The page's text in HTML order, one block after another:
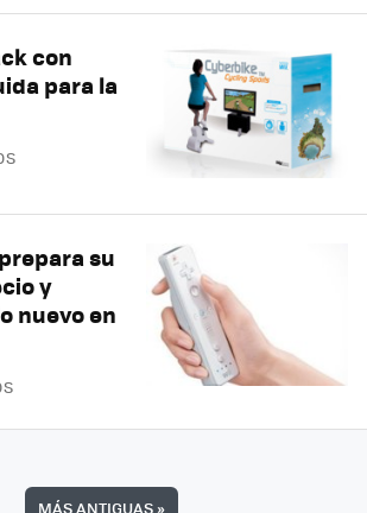
con
para la
su
y
nuevo en
MÁS ANTIGUAS»